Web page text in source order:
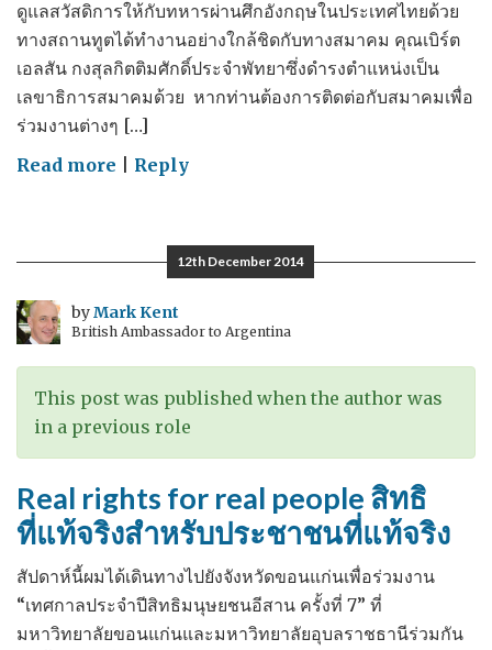
ดูแลสวัสดิการให้กับทหารผ่านศึกอังกฤษในประเทศไทยด้วย
ทางสถานทูตได้ทำงานอย่างใกล้ชิดกับทางสมาคม คุณเบิร์ต
เอลสัน กงสุลกิตติมศักดิ์ประจำพัทยาซึ่งดำรงตำแหน่งเป็น
เลขาธิการสมาคมด้วย หากท่านต้องการติดต่อกับสมาคมเพื่อ
ร่วมงานต่างๆ […]
Read more on
2557
Reply
12th December 2014
byMark Kent
British Ambassador to Argentina
This post was published when the author was
in a previous role
Real rights for real people สิทธิ
ที่แท้จริงสำหรับประชาชนที่แท้จริง
สัปดาห์นี้ผมได้เดินทางไปยังจังหวัดขอนแก่นเพื่อร่วมงาน
“เทศกาลประจำปีสิทธิมนุษยชนอีสาน ครั้งที่ 7” ที่
มหาวิทยาลัยขอนแก่นและมหาวิทยาลัยอุบลราชธานีร่วมกัน